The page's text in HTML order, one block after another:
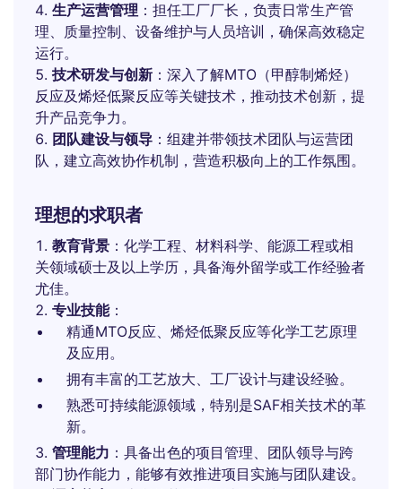
生产运营管理 ：担任工厂厂长，负责日常生产管
理、质量控制、设备维护与人员培训，确保高效稳定
运行。
技术研发与创新 ：深入了解MTO（甲醇制烯烃）
反应及烯烃低聚反应等关键技术，推动技术创新，提
升产品竞争力。
团队建设与领导 ：组建并带领技术团队与运营团
队，建立高效协作机制，营造积极向上的工作氛围。
理想的求职者
教育背景 ：化学工程、材料科学、能源工程或相
关领域硕士及以上学历，具备海外留学或工作经验者
尤佳。
专业技能：
精通MTO反应、烯烃低聚反应等化学工艺原理
及应用。
拥有丰富的工艺放大、工厂设计与建设经验。
熟悉可持续能源领域，特别是SAF相关技术的革
新。
管理能力 ：具备出色的项目管理、团队领导与跨
部门协作能力，能够有效推进项目实施与团队建设。